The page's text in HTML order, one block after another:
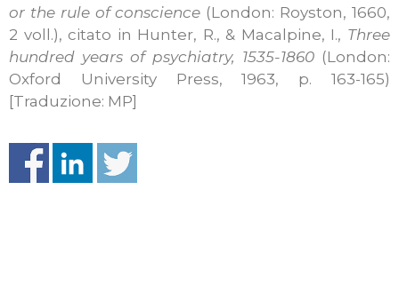
or the rule of conscience (London: Royston, 1660,
2 voll.), citato in Hunter, R., & Macalpine, I., Three
hundred years of psychiatry, 1535-1860 (London:
Oxford University Press, 1963, p. 163-165)
[Traduzione: MP]